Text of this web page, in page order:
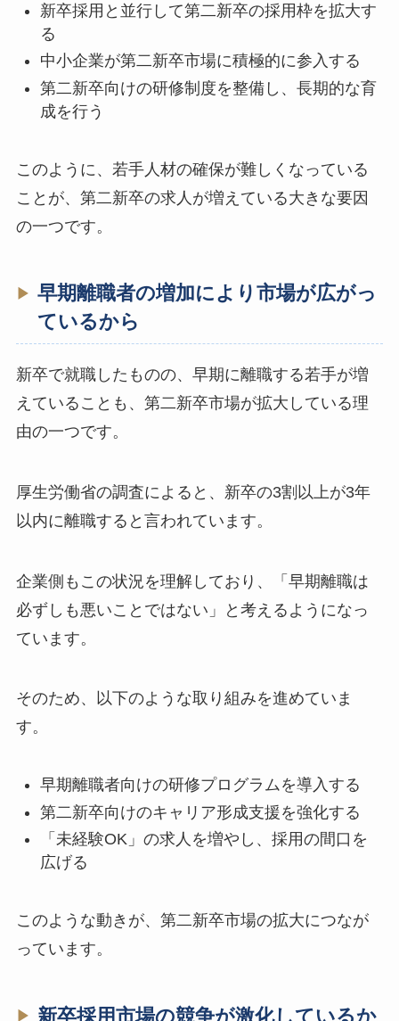
新卒採用と並行して第二新卒の採用枠を拡大す
る
中小企業が第二新卒市場に積極的に参入する
第二新卒向けの研修制度を整備し、長期的な育
成を行う
このように、若手人材の確保が難しくなっている
ことが、第二新卒の求人が増えている大きな要因
の一つです。
早期離職者の増加により市場が広がっ
ているから
新卒で就職したものの、早期に離職する若手が増
えていることも、第二新卒市場が拡大している理
由の一つです。
厚生労働省の調査によると、新卒の3割以上が3年
以内に離職すると言われています。
企業側もこの状況を理解しており、「早期離職は
必ずしも悪いことではない」と考えるようになっ
ています。
そのため、以下のような取り組みを進めていま
す。
早期離職者向けの研修プログラムを導入する
第二新卒向けのキャリア形成支援を強化する
「未経験OK」の求人を増やし、採用の間口を
広げる
このような動きが、第二新卒市場の拡大につなが
っています。
新卒採用市場の競争が激化しているか